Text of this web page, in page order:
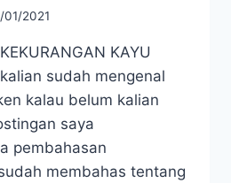
01/2021
KAYU
sudah mengenal
kalau belum kalian
saya
pembahasan
membahas tentang